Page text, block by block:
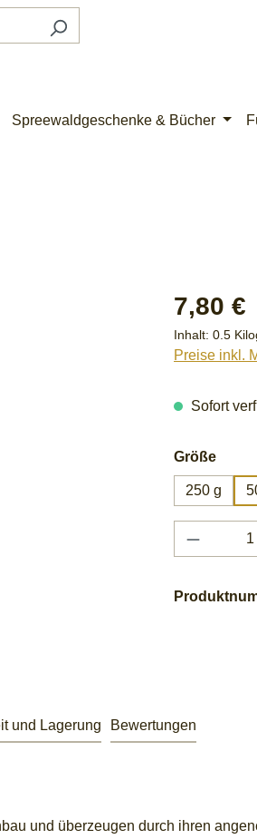
Spreewaldgeschenke & Bücher
Regulärer
7,80 €
Inhalt: 0.5
Preise inkl.
Sofort
Größe
250 g
und Lagerung Bewertungen
und überzeugen durch ihren